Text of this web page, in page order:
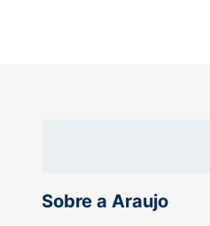
Sobre a Araujo